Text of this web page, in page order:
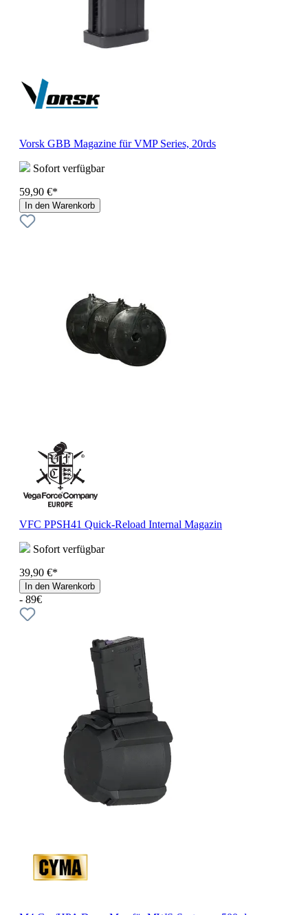
Vorsk GBB Magazine für VMP Series, 20rds
Sofort verfügbar
59,90 €*
In den Warenkorb
VFC PPSH41 Quick-Reload Internal Magazin
Sofort verfügbar
39,90 €*
In den Warenkorb
- 89€